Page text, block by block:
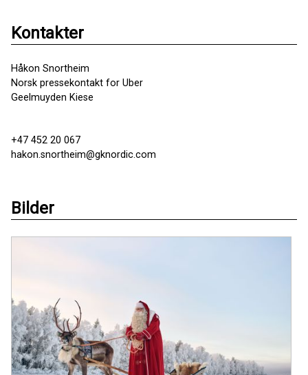
Kontakter
Håkon Snortheim
Norsk pressekontakt for Uber
Geelmuyden Kiese
+47 452 20 067
hakon.snortheim@gknordic.com
Bilder